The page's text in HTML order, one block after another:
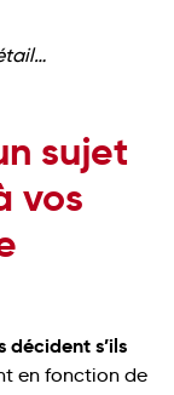
sujet
vos
décident s’ils
en fonction de